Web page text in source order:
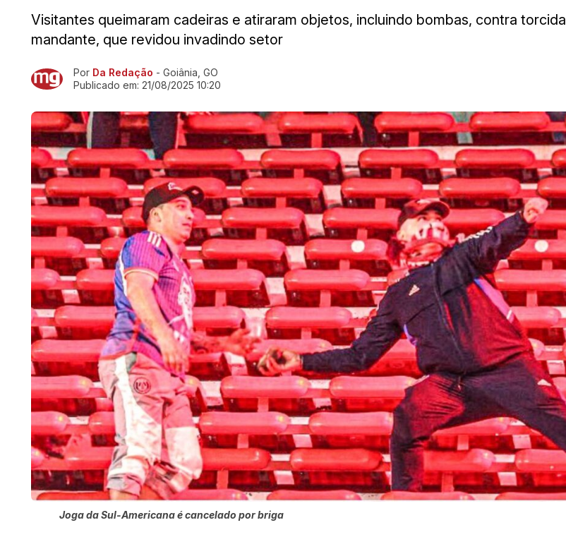
Visitantes queimaram cadeiras e atiraram objetos, incluindo bombas, contra torcida
mandante, que revidou invadindo setor
Ir direto pra matéria
Por Da Redação - Goiânia, GO
Publicado em: 21/08/2025 10:20
Joga da Sul-Americana é cancelado por briga